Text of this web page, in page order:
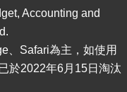
Accounting and
、Safari為主，如使用
於2022年6月15日淘汰